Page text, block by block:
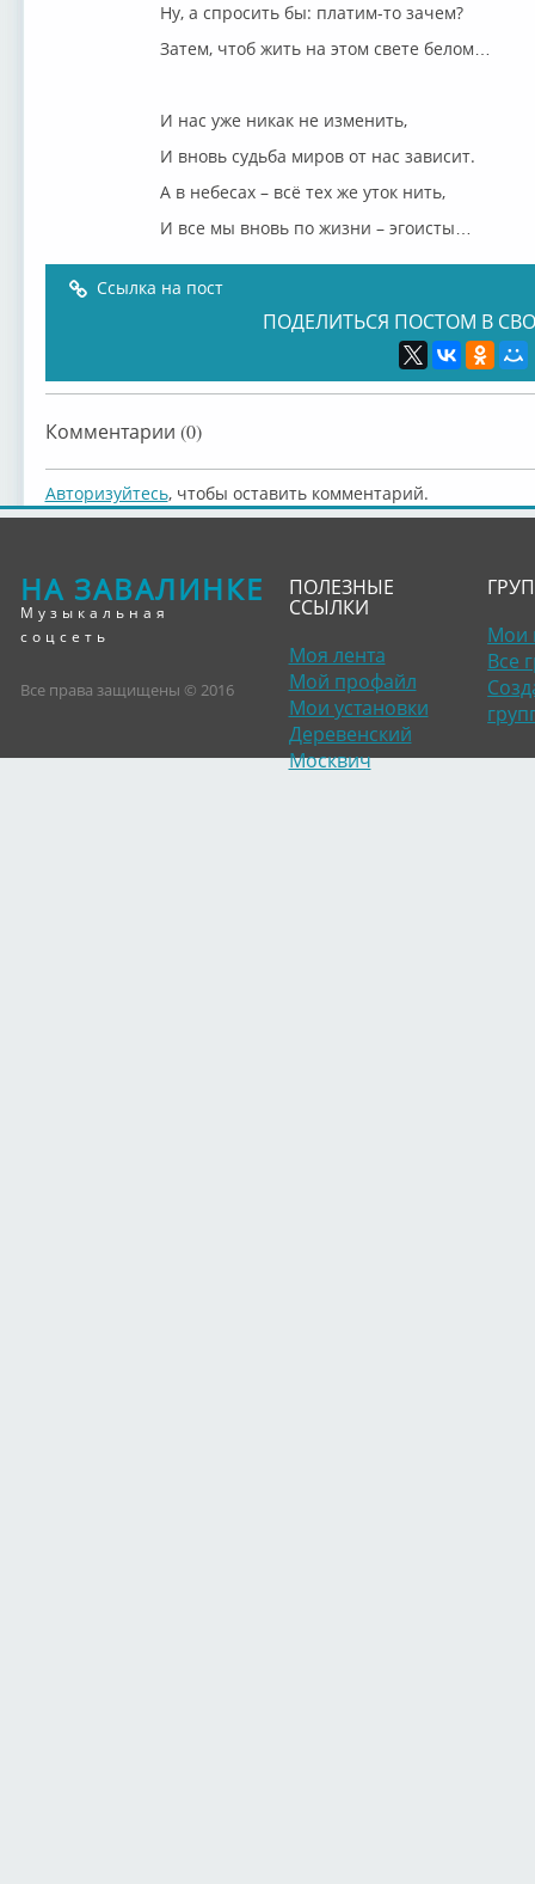
Ну, а спросить бы: платим-то зачем?
Затем, чтоб жить на этом свете белом…
И нас уже никак не изменить,
И вновь судьба миров от нас зависит.
А в небесах – всё тех же уток нить,
И все мы вновь по жизни – эгоисты…
Ссылка на пост
ПОДЕЛИТЬСЯ ПОСТОМ В
Комментарии (0)
Авторизуйтесь, чтобы оставить комментарий.
НА ЗАВАЛИНКЕ
Музыкальная
соцсеть
Все права защищены © 2016
ПОЛЕЗНЫЕ
ССЫЛКИ
Моя лента
Мой профайл
Мои установки
Деревенский
Москвич
Мои
Все